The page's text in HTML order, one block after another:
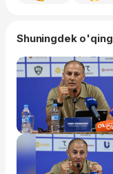
Shuningdek o'qing